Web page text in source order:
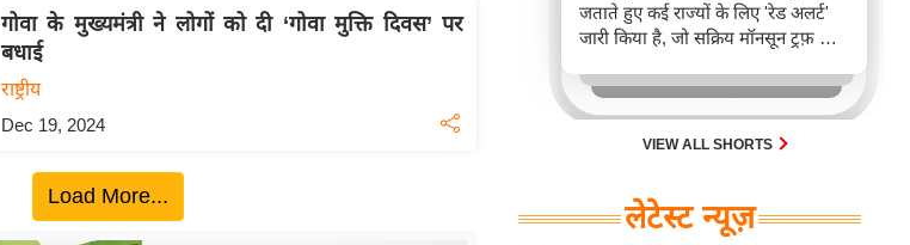
गोवा के मुख्यमंत्री ने लोगों को दी ‘गोवा मुक्ति दिवस’ पर
बधाई
राष्ट्रीय
Dec 19, 2024
Load More...
जताते हुए कई राज्यों के लिए 'रेड अलर्ट'
जारी किया है, जो सक्रिय मॉनसून ट्रफ़ और
जिससे यातायात बाधित होने के साथ-साथ
सफदरजंग अस्पताल में भी जलभराव की
स्थिति बनी।VIEW ALL SHORTS
लेटेस्ट न्यूज़